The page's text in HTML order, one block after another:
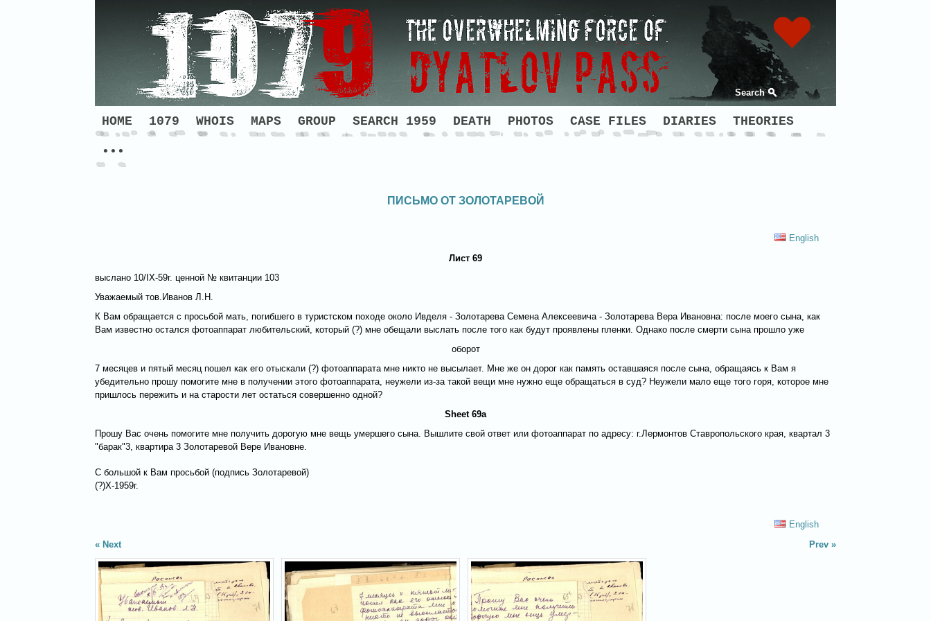
Search
HOME 1079 WHOIS MAPS GROUP SEARCH 1959 DEATH PHOTOS CASE FILES DIARIES THEORIES
•••
ПИСЬМО ОТ ЗОЛОТАРЕВОЙ
English
Лист 69
выслано 10/IX-59г. ценной № квитанции 103
Уважаемый тов.Иванов Л.Н.
К Вам обращается с просьбой мать, погибшего в туристском походе около Ивделя - Золотарева Семена Алексеевича - Золотарева Вера Ивановна: после моего сына, как
Вам известно остался фотоаппарат любительский, который (?) мне обещали выслать после того как будут проявлены пленки. Однако после смерти сына прошло уже
оборот
7 месяцев и пятый месяц пошел как его отыскали (?) фотоаппарата мне никто не высылает. Мне же он дорог как память оставшаяся после сына, обращаясь к Вам я
убедительно прошу помогите мне в получении этого фотоаппарата, неужели из-за такой вещи мне нужно еще обращаться в суд? Неужели мало еще того горя, которое мне
пришлось пережить и на старости лет остаться совершенно одной?
Sheet 69a
Прошу Вас очень помогите мне получить дорогую мне вещь умершего сына. Вышлите свой ответ или фотоаппарат по адресу: г.Лермонтов Ставропольского края, квартал 3
"барак"3, квартира 3 Золотаревой Вере Ивановне.
С большой к Вам просьбой (подпись Золотаревой)
(?)Х-1959г.
English
Next
Prev